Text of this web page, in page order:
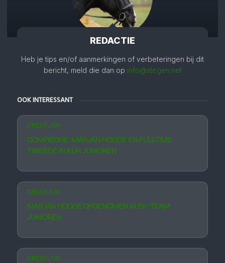
REDACTIE
Heb je tips en/of aanmerkingen of verbeteringen bij dit
bericht, meld die dan op info@stegen.net
OOK INTERESSANT
DRESSUUR
COMPIÈGNE: MARJAN HOOGE EN FULLTIME
TWEEDE IN KÜR JUNIOREN
DRESSUUR
MARJAN HOOGE OPGENOMEN IN EK-TEAM
JUNIOREN
DRESSUUR